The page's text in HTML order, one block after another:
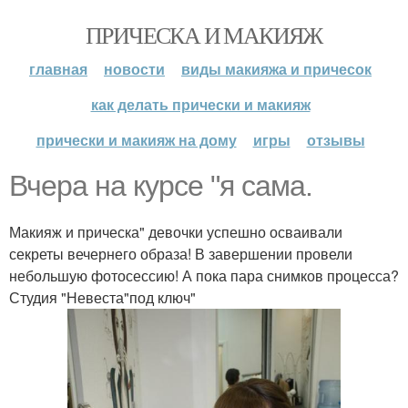
ПРИЧЕСКА И МАКИЯЖ
главная новости
виды макияжа и причесок
как делать прически и макияж
прически и макияж на дому
игры отзывы
Вчера на курсе "я сама.
Макияж и прическа" девочки успешно осваивали
секреты вечернего образа! В завершении провели
небольшую фотосессию! А пока пара снимков процесса?
Студия "Невеста"под ключ"